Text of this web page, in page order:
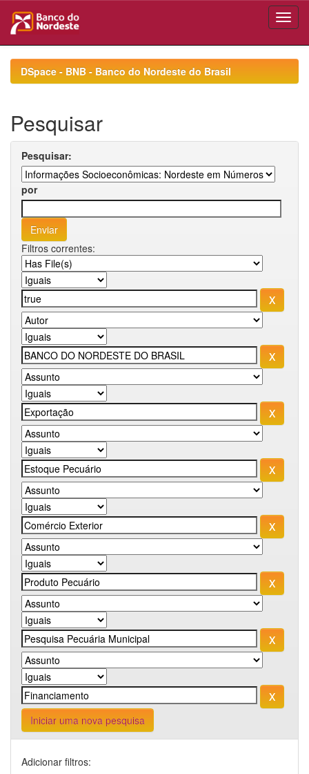
navigationDSpace - BNB - Banco do Nordeste do Brasil
Pesquisar
Pesquisar:
por
Filtros correntes:
Iniciar uma nova pesquisa
Adicionar filtros: